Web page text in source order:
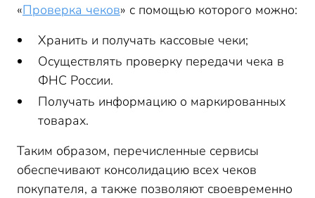
«Проверка чеков» с помощью которого можно:
Хранить и получать кассовые чеки;
Осуществлять проверку передачи чека в
ФНС России.
Получать информацию о маркированных
товарах.
Таким образом, перечисленные сервисы
обеспечивают консолидацию всех чеков
покупателя, а также позволяют своевременно